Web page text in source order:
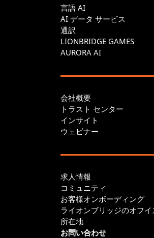
言語 AI
AI データ サービス
通訳
LIONBRIDGE GAMES
AURORA AI
会社概要
トラスト センター
インサイト
ウェビナー
求人情報
コミュニティ
お客様オンボーディング
ライオンブリッジのオフイ
所在地
お問い合わせ